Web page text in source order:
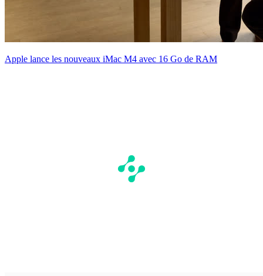
Apple lance les nouveaux iMac M4 avec 16 Go de RAM